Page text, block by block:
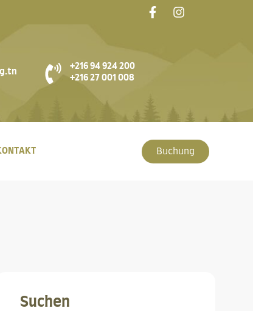
+216 94 924 200
+216 27 001 008
Buchung
Suchen